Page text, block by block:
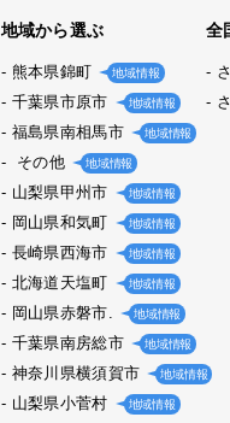
地域から選ぶ
熊本県錦町 地域情報
千葉県市原市 地域情報
福島県南相馬市 地域情報
その他 地域情報
山梨県甲州市 地域情報
岡山県和気町 地域情報
長崎県西海市 地域情報
北海道天塩町 地域情報
岡山県赤磐市. 地域情報
千葉県南房総市 地域情報
神奈川県横須賀市 地域情報
山梨県小菅村 地域情報
全